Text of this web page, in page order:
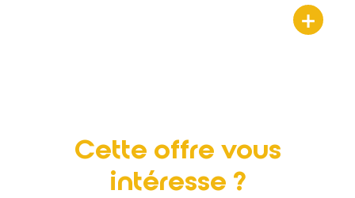
Cette offre vous
intéresse ?